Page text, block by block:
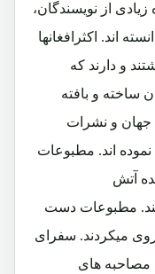
از نویسندگان،
اند. اکثرافغانها
و دارند که
1929 افغانستان ساخته و بافته
و نشرات
نموده اند. مطبوعات
آتش
مطبوعات دست
میکردند. سفرای
مصاحبه های